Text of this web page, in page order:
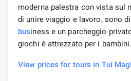
moderna palestra con vista sul
di unire viaggio e lavoro, sono
business e un parcheggio
giochi è attrezzato per i bambini.
View prices for tours in Tui